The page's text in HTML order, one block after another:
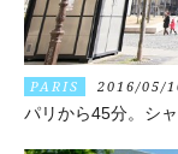
PARIS 2016/05/
パリから45分。シ